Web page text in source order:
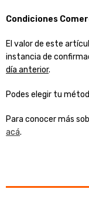
Condiciones
El valor de este
instancia de
día anterior.
Podes elegir tu
Para conocer más
acá.